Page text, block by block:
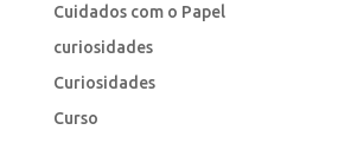
Cuidados com o Papel
curiosidades
Curiosidades
Curso